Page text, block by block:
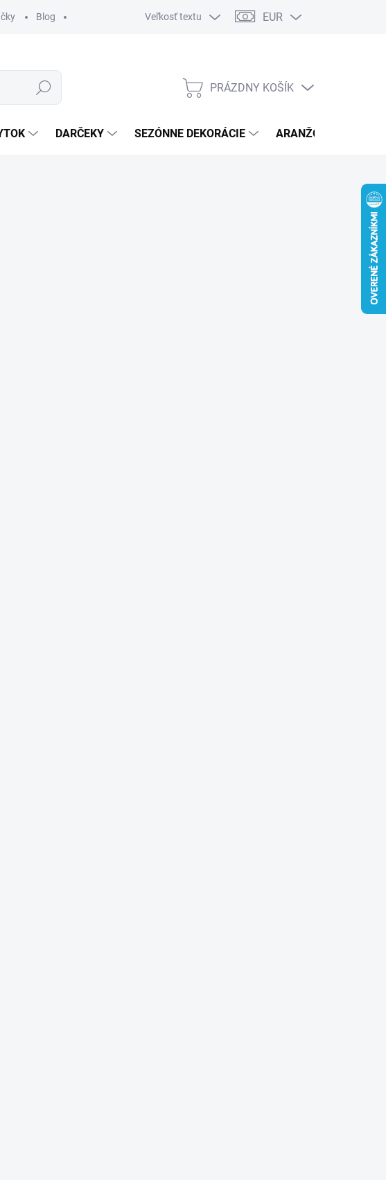
Blog Veľkosť textu EUR
Hľadať
NÁKUPNÝ
PRÁZDNY KOŠÍK
DARČEKY SEZÓNNE DEKORÁCIE ARANŽOVACÍ